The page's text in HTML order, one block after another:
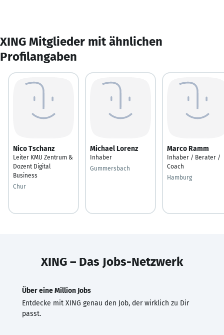
XING Mitglieder mit ähnlichen
Profilangaben
Nico Tschanz
Leiter KMU Zentrum &
Dozent Digital
Business
Chur
Michael Lorenz
Inhaber
Gummersbach
Marco Ramm
Inhaber / Berater /
Coach
Hamburg
XING – Das Jobs-Netzwerk
Über eine Million Jobs
Entdecke mit XING genau den Job, der wirklich zu Dir
passt.